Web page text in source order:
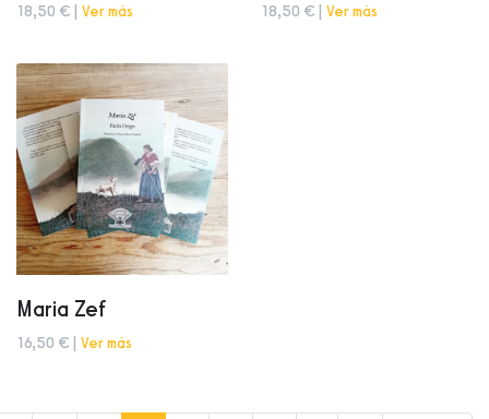
18,50 € | Ver más 18,50 € | Ver más
Maria Zef
16,50 € | Ver más